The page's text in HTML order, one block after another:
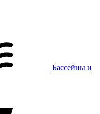
Бассейны и